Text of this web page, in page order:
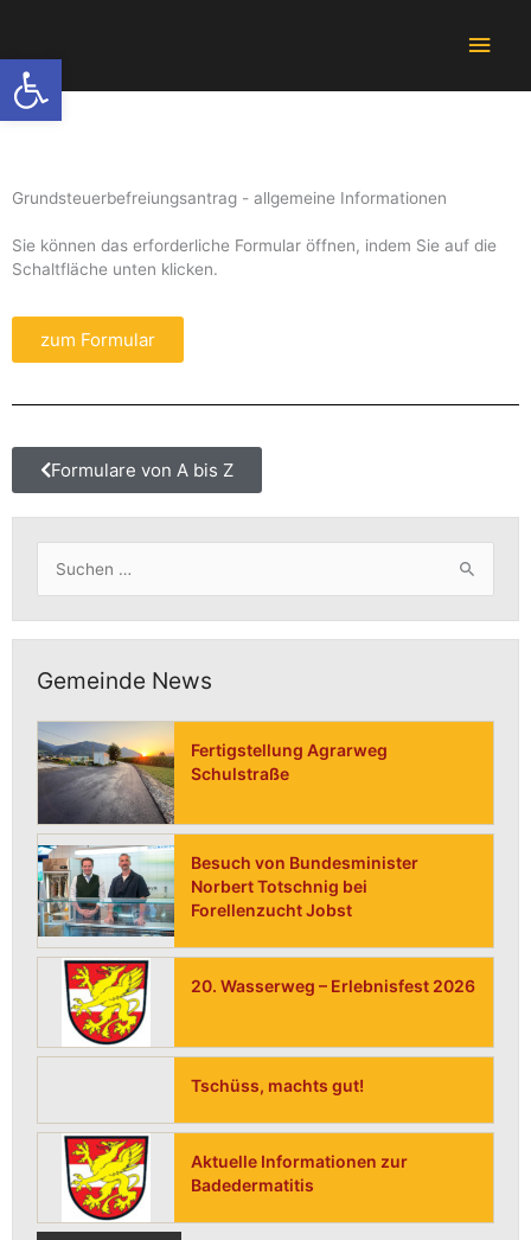
Werkzeugleiste öffnen
springen
Grundsteuerbefreiungsantrag - allgemeine Informationen
Sie können das erforderliche Formular öffnen, indem Sie auf die
Schaltfläche unten klicken.
zum Formular
Formulare von A bis Z
Suchen
nach:
Gemeinde News
Fertigstellung Agrarweg
Schulstraße
Besuch von Bundesminister
Norbert Totschnig bei
Forellenzucht Jobst
20. Wasserweg – Erlebnisfest 2026
Tschüss, machts gut!
Aktuelle Informationen zur
Badedermatitis